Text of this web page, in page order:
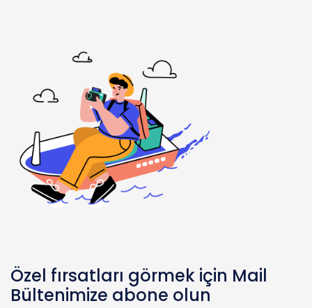
Özel fırsatları görmek için Mail
Bültenimize abone olun